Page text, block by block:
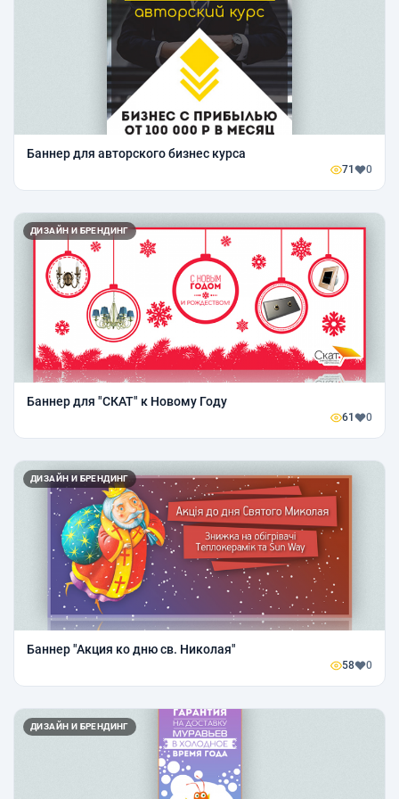
Баннер для авторского бизнес курса
71 0
ДИЗАЙН И БРЕНДИНГ
Баннер для "СКАТ" к Новому Году
61 0
ДИЗАЙН И БРЕНДИНГ
Баннер "Акция ко дню св. Николая"
58 0
ДИЗАЙН И БРЕНДИНГ